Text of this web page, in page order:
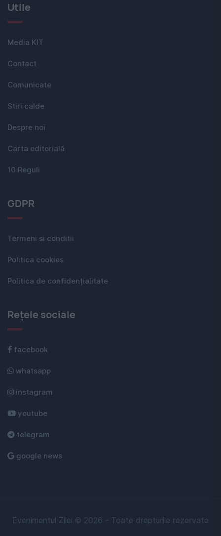
Utile
Media KIT
Contact
Comunicate
Stiri calde
Despre noi
Carta editorială
10 Reguli
GDPR
Termeni si conditii
Politica cookies
Politica de confidențialitate
Rețele sociale
facebook
whatsapp
instagram
youtube
telegram
google news
Evenimentul Zilei © 2026 - Toate drepturile rezervate